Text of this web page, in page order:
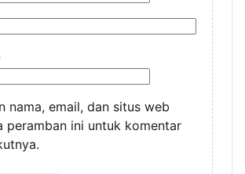
nama, email, dan situs web
peramban ini untuk komentar